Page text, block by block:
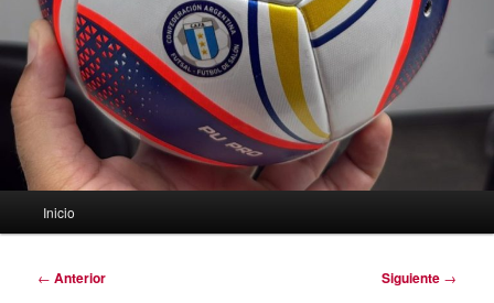
Inicio
Navegación
← Anterior Siguiente →